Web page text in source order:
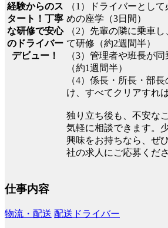
経験からのス
タート！丁寧
な研修で安心
のドライバー
デビュー！
（1）ドライバーとし
めの座学（3日間）
（2）先輩の隣に乗車
て研修（約2週間半）
（3）管理者や班長が
（約1週間半）
（4）係長・所長・部
け、すべてクリアすれ
独り立ち後も、不安な
気軽に相談できます。
興味をお持ちなら、ぜ
社の求人にご応募くだ
仕事内容
物流・配送 配送ドライバー